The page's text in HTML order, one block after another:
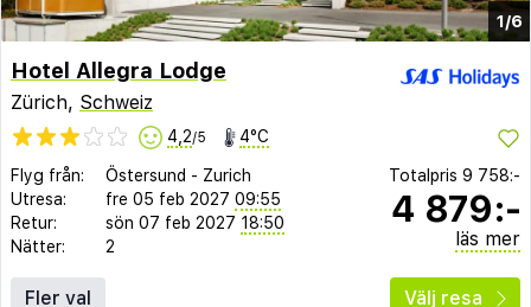
1/6
Hotel Allegra Lodge
Zürich, Schweiz
4,2/5 4°C
Flyg från: Östersund - Zurich
Utresa:
fre 05 feb 2027 09:55
Retur:
sön 07 feb 2027 18:50
Nätter:
2
Totalpris 9 758:-
4 879:-
läs mer
Fler val Välj resa